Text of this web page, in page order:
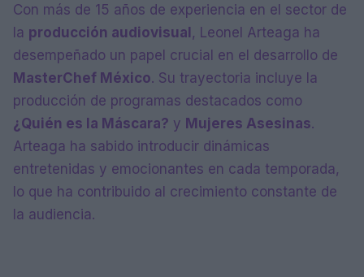
Con más de 15 años de experiencia en el sector de
la producción audiovisual, Leonel Arteaga ha
desempeñado un papel crucial en el desarrollo de
MasterChef México. Su trayectoria incluye la
producción de programas destacados como
¿Quién es la Máscara? y Mujeres Asesinas.
Arteaga ha sabido introducir dinámicas
entretenidas y emocionantes en cada temporada,
lo que ha contribuido al crecimiento constante de
la audiencia.